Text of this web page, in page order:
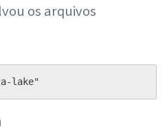
os arquivos
lake"